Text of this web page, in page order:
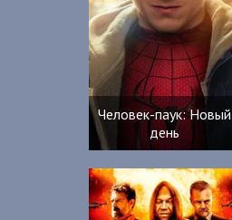
Человек-паук: Новый
день